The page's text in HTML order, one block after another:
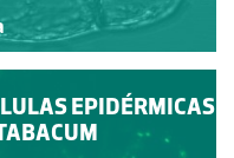
EPIDÉRMICAS